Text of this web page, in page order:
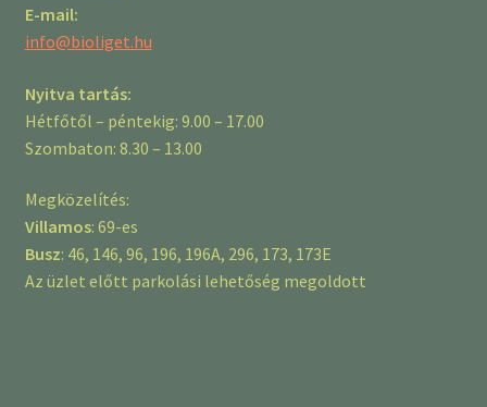
E-mail:
info@bioliget.hu
Nyitva tartás:
Hétfőtől – péntekig: 9.00 – 17.00
Szombaton: 8.30 – 13.00
Megközelítés:
Villamos: 69-es
Busz: 46, 146, 96, 196, 196A, 296, 173, 173E
Az üzlet előtt parkolási lehetőség megoldott